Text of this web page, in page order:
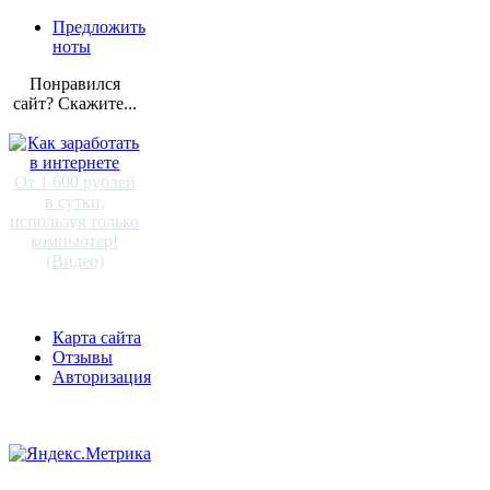
Предложить
ноты
Понравился
сайт? Скажите...
От 1 600 рублей
в сутки,
используя только
компьютер!
(Видео)
Карта сайта
Отзывы
Авторизация